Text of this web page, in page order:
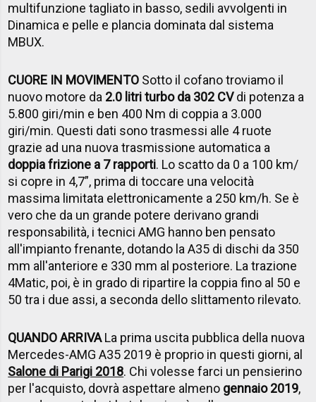
multifunzione tagliato in basso, sedili avvolgenti in
Dinamica e pelle e plancia dominata dal sistema
MBUX.
CUORE IN MOVIMENTO Sotto il cofano troviamo il
nuovo motore da 2.0 litri turbo da 302 CVdi potenza a
5.800 giri/min e ben 400 Nm di coppia a 3.000
giri/min. Questi dati sono trasmessi alle 4 ruote
grazie ad una nuova trasmissione automatica a
doppia frizione a 7 rapporti. Lo scatto da 0 a 100 km/
si copre in 4,7”, prima di toccare una velocità
massima limitata elettronicamente a 250 km/h. Se è
vero che da un grande potere derivano grandi
responsabilità, i tecnici AMG hanno ben pensato
all'impianto frenante, dotando la A35 di dischi da 350
mm all'anteriore e 330 mm al posteriore. La trazione
4Matic, poi, è in grado di ripartire la coppia fino al 50 e
50 tra i due assi, a seconda dello slittamento rilevato.
QUANDO ARRIVALa prima uscita pubblica della nuova
Mercedes-AMG A35 2019 è proprio in questi giorni, al
Salone di Parigi 2018. Chi volesse farci un pensierino
per l'acquisto, dovrà aspettare almeno gennaio 2019,